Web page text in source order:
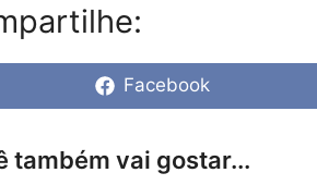
Share
Facebook
também vai gostar...